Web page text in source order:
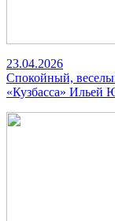
23.04.2026
Спокойный,
«Кузбасса» Ильей